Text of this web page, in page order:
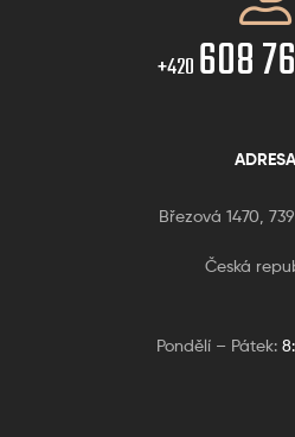
+420 608
ADRESA
Březová 1470,
Česká
Pondělí – Pátek: